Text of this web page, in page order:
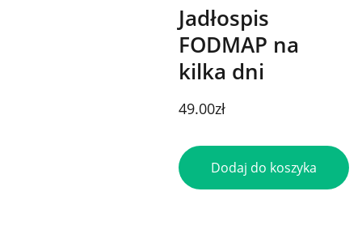
Jadłospis
FODMAP na
kilka dni
49.00zł
Dodaj do koszyka